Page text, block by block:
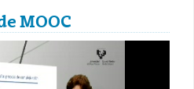
MOOC